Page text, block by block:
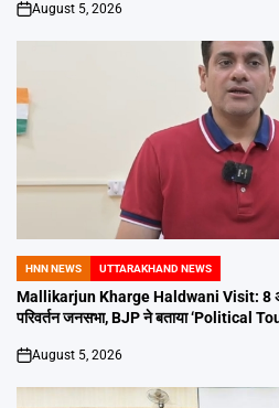
on
August 5, 2026
POSTED
IN
HNN NEWS UTTARAKHAND NEWS
Mallikarjun Kharge Haldwani Visit: 8
परिवर्तन जनसभा, BJP ने बताया ‘Political
on
August 5, 2026